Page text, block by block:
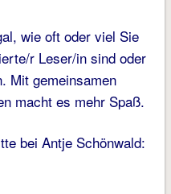
wie oft oder viel Sie
r Leser/in sind oder
Mit gemeinsamen
macht es mehr Spaß.
bei Antje Schönwald: